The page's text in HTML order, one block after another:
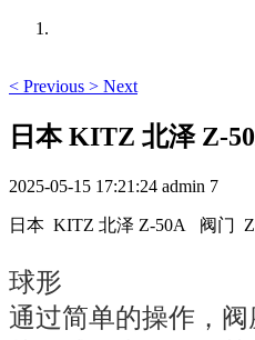
< Previous > Next
日本 KITZ 北泽 Z-
2025-05-15 17:21:24 admin 7
日本 KITZ 北泽 Z-50A 阀门
球形
通过简单的操作，